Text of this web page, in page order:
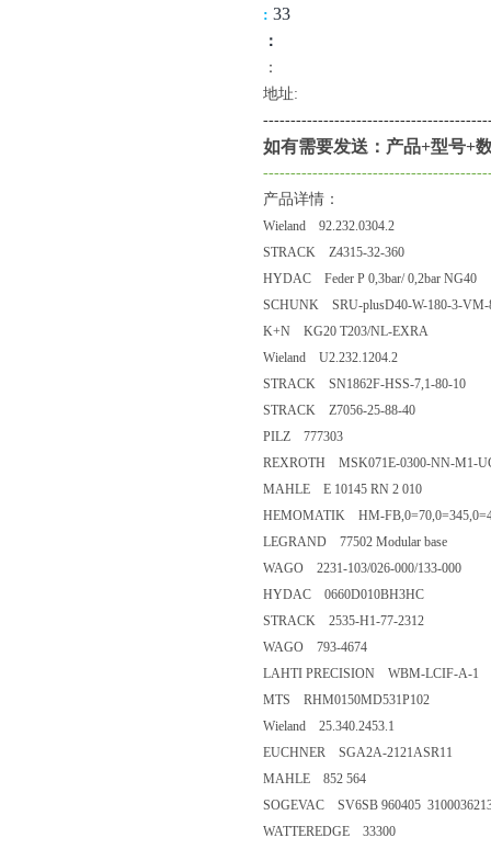
: 33
：
：
地址:
--------------------------------------
如有需要发送：产品+型号+
产品详情：
Wieland 92.232.0304.2
STRACK Z4315-32-360
HYDAC Feder P 0,3bar/ 0,2bar NG40
SCHUNK SRU-plusD40-W-180-3-VM-
K+N KG20 T203/NL-EXRA
Wieland U2.232.1204.2
STRACK SN1862F-HSS-7,1-80-10
STRACK Z7056-25-88-40
PILZ 777303
REXROTH MSK071E-0300-NN-M1-
MAHLE E 10145 RN 2 010
HEMOMATIK HM-
LEGRAND 77502 Modular base
WAGO 2231-103/026-000/133-000
HYDAC 0660D010BH3HC
STRACK 2535-H1-77-2312
WAGO 793-4674
LAHTI PRECISION WBM-LCIF-A-1
MTS RHM0150MD531P102
Wieland 25.340.2453.1
EUCHNER SGA2A-2121ASR11
MAHLE 852 564
SOGEVAC SV6SB 960405
WATTEREDGE 33300